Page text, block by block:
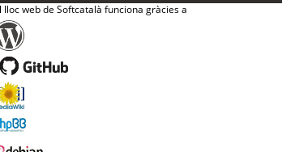
lloc web de Softcatalà funciona gràcies a